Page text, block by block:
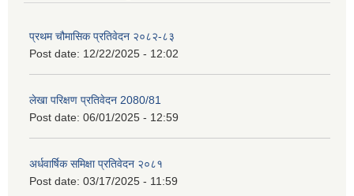
प्रथम चौमासिक प्रतिवेदन २०८२-८३
Post date: 12/22/2025 - 12:02
लेखा परिक्षण प्रतिवेदन 2080/81
Post date: 06/01/2025 - 12:59
अर्धवार्षिक समिक्षा प्रतिवेदन २०८१
Post date: 03/17/2025 - 11:59